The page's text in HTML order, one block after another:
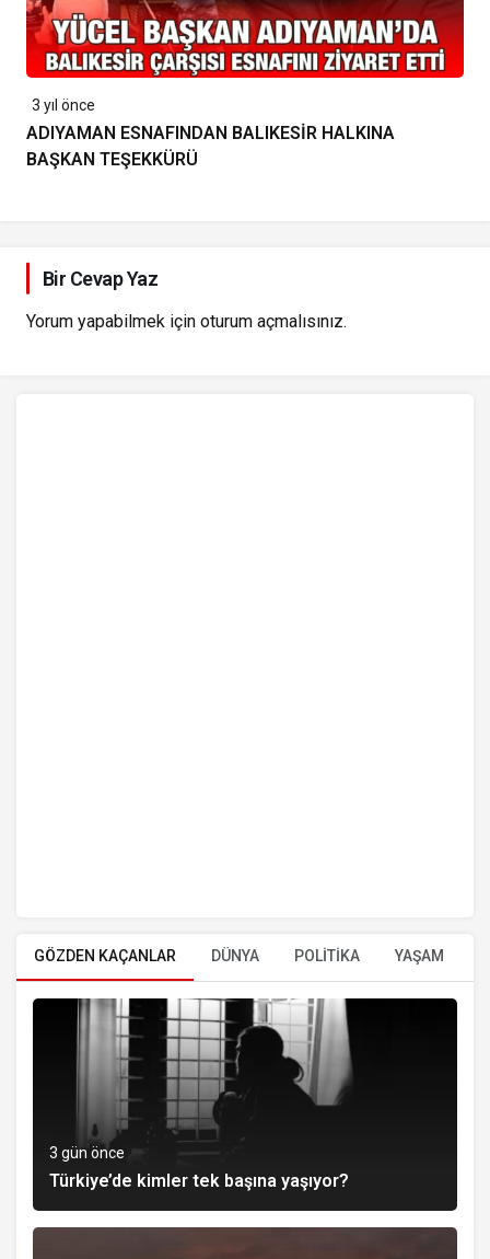
3 yıl önce
ADIYAMAN ESNAFINDAN BALIKESİR HALKINA
BAŞKAN TEŞEKKÜRÜ
Bir Cevap Yaz
Yorum yapabilmek için oturum açmalısınız.
GÖZDEN KAÇANLAR DÜNYA POLİTİKA YAŞAM
3 gün önce
Türkiye’de kimler tek başına yaşıyor?